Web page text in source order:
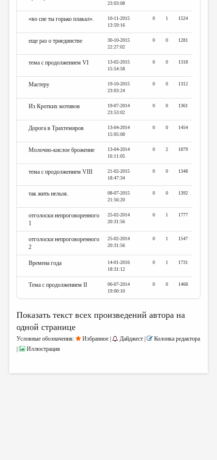
23:03:08
«во сне ты горько плакал».
10-11-2015
13:59:16
0 1 1524
еще раз о триединстве
30-10-2015
22:27:02
0 0 1281
тема с продолжением VI
13-02-2015
15:54:58
0 0 1318
Мастеру
19-10-2015
23:03:24
0 0 1312
Из Кротких мотивов
19-07-2014
23:53:02
0 0 1361
Дорога в Трахтемиров
13-04-2014
15:05:08
0 0 1454
Молочно-кислое брожение
13-04-2014
16:11:05
0 2 1879
тема с продолжением VIII
21-02-2015
18:47:34
0 0 1348
так жить нельзя.
08-07-2015
21:56:20
0 0 1392
отголоски непроговоренного
1
25-02-2014
20:31:56
0 1 1777
отголоски непроговоренного
2
25-02-2014
20:31:56
0 1 1547
Времена года
14-01-2016
18:31:12
0 1 1731
Тема с продолжением II
06-07-2014
19:00:10
0 0 1468
Показать текст всех произведений автора на
одной странице
Условные обозначения: Избранное | Дайджест |
Колонка редактора
Иллюстрация